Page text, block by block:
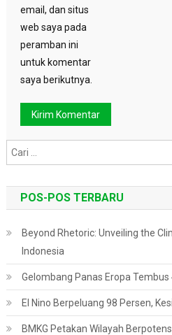
email, dan situs
web saya pada
peramban ini
untuk komentar
saya berikutnya.
POS-POS TERBARU
Beyond Rhetoric: Unveiling the
Indonesia
Gelombang Panas Eropa Tembus
El Nino Berpeluang 98 Persen,
BMKG Petakan Wilayah